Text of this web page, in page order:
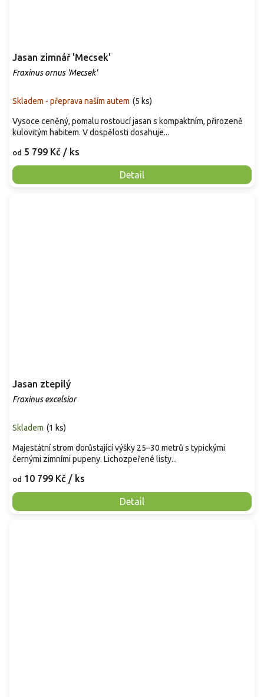
Jasan zimnář 'Mecsek'
Fraxinus ornus 'Mecsek'
Skladem - přeprava naším autem (5 ks)
od 5 799 Kč / ks
Detail
Vysoce ceněný, pomalu rostoucí jasan s kompaktním, přirozeně
kulovitým habitem. V dospělosti dosahuje...
Jasan ztepilý
Fraxinus excelsior
Skladem (1 ks)
od 10 799 Kč / ks
Detail
Majestátní strom dorůstající výšky 25–30 metrů s typickými
černými zimními pupeny. Lichozpeřené listy...